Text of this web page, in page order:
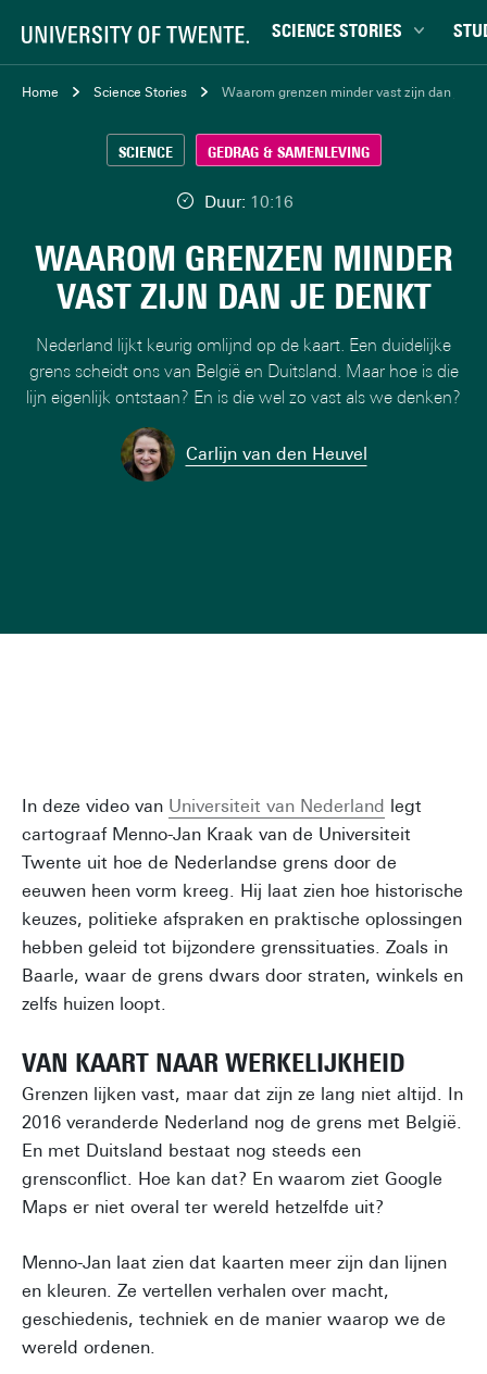
SCIENCE STORIES
Chiptechnologie
Gedrag & samenleving
Gezondheid
Natuurkunde & materialen
Robotica
Veiligheid
Master
Home Science Stories Waarom grenzen minder vast zijn dan je
Duur: 10:16
SCIENCE GEDRAG & SAMENLEVING
WAAROM GRENZEN MINDER
VAST ZIJN DAN JE DENKT
Nederland lijkt keurig omlijnd op de kaart. Een duidelijke
grens scheidt ons van België en Duitsland. Maar hoe is die
lijn eigenlijk ontstaan? En is die wel zo vast als we denken?
Carlijn van den Heuvel
In deze video van Universiteit van Nederland legt
cartograaf Menno-Jan Kraak van de Universiteit
Twente uit hoe de Nederlandse grens door de
eeuwen heen vorm kreeg. Hij laat zien hoe historische
keuzes, politieke afspraken en praktische oplossingen
hebben geleid tot bijzondere grenssituaties. Zoals in
Baarle, waar de grens dwars door straten, winkels en
zelfs huizen loopt.
VAN KAART NAAR WERKELIJKHEID
Grenzen lijken vast, maar dat zijn ze lang niet altijd. In
2016 veranderde Nederland nog de grens met België.
En met Duitsland bestaat nog steeds een
grensconflict. Hoe kan dat? En waarom ziet Google
Maps er niet overal ter wereld hetzelfde uit?
Menno-Jan laat zien dat kaarten meer zijn dan lijnen
en kleuren. Ze vertellen verhalen over macht,
geschiedenis, techniek en de manier waarop we de
wereld ordenen.